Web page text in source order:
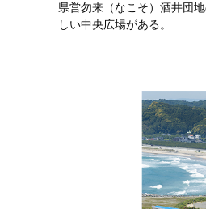
県営勿来（なこそ）酒井団
しい中央広場がある。